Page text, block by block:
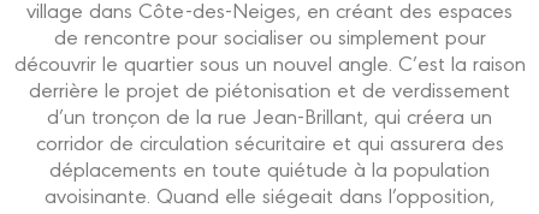
village dans Côte-des-Neiges, en créant des espaces
de rencontre pour socialiser ou simplement pour
découvrir le quartier sous un nouvel angle. C’est la raison
derrière le projet de piétonisation et de verdissement
d’un tronçon de la rue Jean-Brillant, qui créera un
corridor de circulation sécuritaire et qui assurera des
déplacements en toute quiétude à la population
avoisinante. Quand elle siégeait dans l’opposition,